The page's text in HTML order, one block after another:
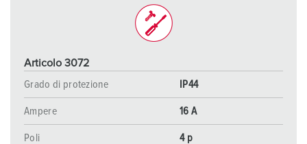
Articolo 3072
Grado di protezione
IP44
Ampere 16 A
Poli 4 p